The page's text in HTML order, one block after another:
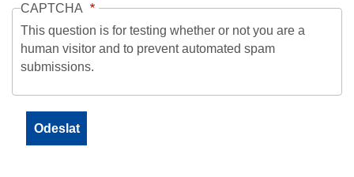
CAPTCHA
This question is for testing whether or not you are a
human visitor and to prevent automated spam
submissions.